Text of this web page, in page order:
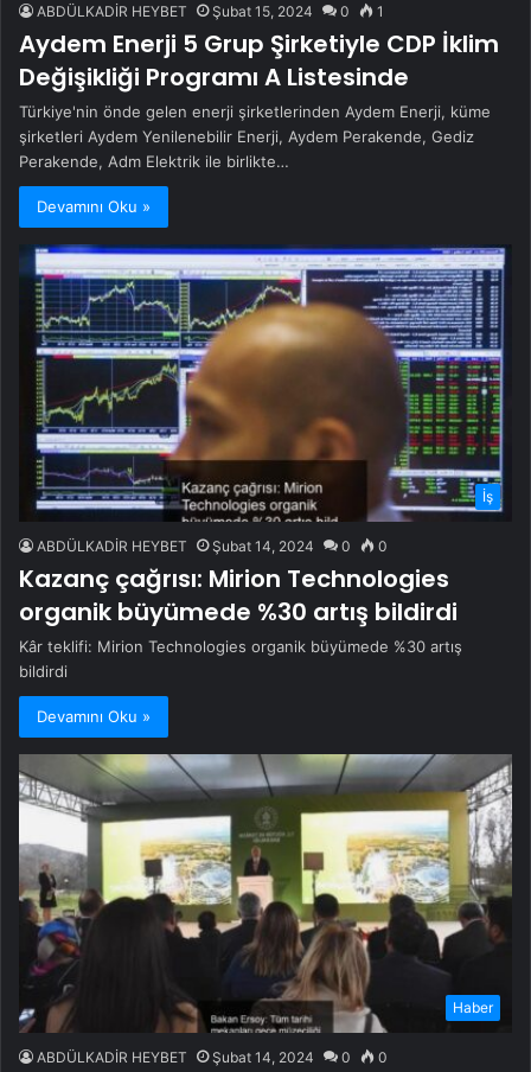
ABDÜLKADİR HEYBET Şubat 15, 2024 0 1
Aydem Enerji 5 Grup Şirketiyle CDP İklim
Değişikliği Programı A Listesinde
Türkiye'nin önde gelen enerji şirketlerinden Aydem Enerji, küme
şirketleri Aydem Yenilenebilir Enerji, Aydem Perakende, Gediz
Perakende, Adm Elektrik ile birlikte…
Devamını Oku »
İş
ABDÜLKADİR HEYBET Şubat 14, 2024 0 0
Kazanç çağrısı: Mirion Technologies
organik büyümede %30 artış bildirdi
Kâr teklifi: Mirion Technologies organik büyümede %30 artış
bildirdi
Devamını Oku »
Haber
ABDÜLKADİR HEYBET Şubat 14, 2024 0 0